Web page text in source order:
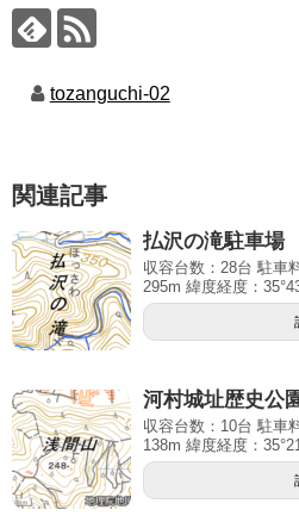
tozanguchi-02
関連記事
払沢の滝駐車場
収容台数：28台 駐車
295m 緯度経度：
河村城址歴史公
収容台数：10台 駐車
138m 緯度経度：